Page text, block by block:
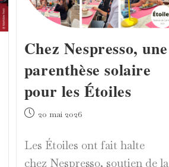
Chez Nespresso, une
parenthèse solaire
pour les Étoiles
Publication
20 mai 2026
Les Étoiles ont fait halte
chez Nespresso, soutien de la